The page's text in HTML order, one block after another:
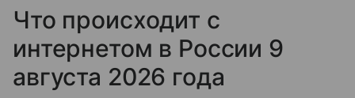
Что происходит с
интернетом в России 9
августа 2026 года